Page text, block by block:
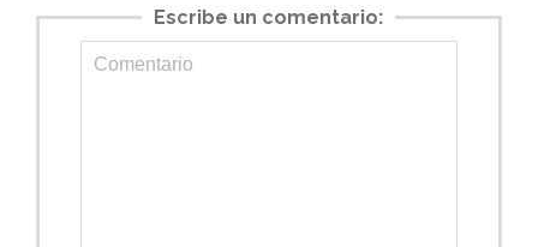
Escribe un comentario: